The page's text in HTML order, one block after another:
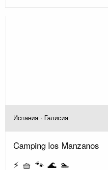
Испания · Галисия
Camping los Manzanos
⚡ 🧺 🐾 🌊 🏊